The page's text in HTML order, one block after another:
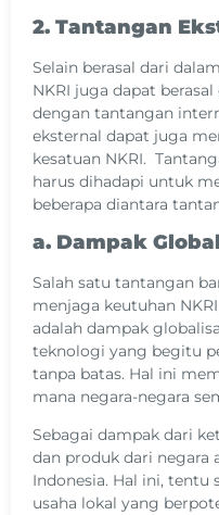
2. Tantangan
Selain berasal dari
NKRI juga dapat
dengan tantangan
eksternal dapat juga
kesatuan NKRI.
harus dihadapi untuk
beberapa diantara
a. Dampak
Salah satu tantangan
menjaga keutuhan
adalah dampak
teknologi yang begitu
tanpa batas. Hal ini
mana negara-negara
Sebagai dampak dari
dan produk dari negara
Indonesia. Hal ini, tentu
usaha lokal yang